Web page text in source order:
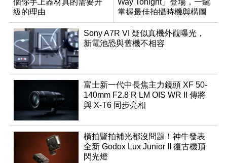
級的理由
掌握最佳拍攝時機與構圖
Sony A7R VI 疑似真機外觀曝光，
新電池恐與舊機不相容
富士新一代中長焦主力鏡頭 XF 50-
140mm F2.8 R LM OIS WR II 傳將
與 X-T6 同步亮相
橫拍豎拍補光都沒問題！神牛發表
全新 Godox Lux Junior II 復古機頂
閃光燈